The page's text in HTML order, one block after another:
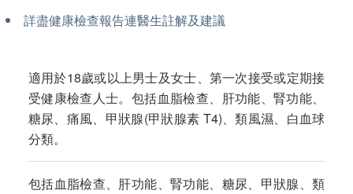
詳盡健康檢查報告連醫生註解及建議
適用於18歲或以上男士及女士、第一次接受或定期接
受健康檢查人士。包括血脂檢查、肝功能、腎功能、
糖尿、痛風、甲狀腺(甲狀腺素 T4)、類風濕、白血球
分類。
包括血脂檢查、肝功能、腎功能、糖尿、甲狀腺、類